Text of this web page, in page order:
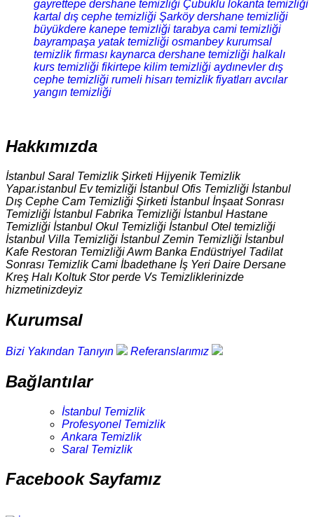
gayrettepe dershane temizliği Çubuklu lokanta temizliği
kartal dış cephe temizliği Şarköy dershane temizliği
büyükdere kanepe temizliği tarabya cami temizliği
bayrampaşa yatak temizliği osmanbey kurumsal
temizlik firması kaynarca dershane temizliği halkalı
kurs temizliği fikirtepe kilim temizliği aydınevler dış
cephe temizliği rumeli hisarı temizlik fiyatları avcılar
yangın temizliği
Hakkımızda
İstanbul Saral Temizlik Şirketi Hijyenik Temizlik
Yapar.istanbul Ev temizliği İstanbul Ofis Temizliği İstanbul
Dış Cephe Cam Temizliği Şirketi İstanbul İnşaat Sonrası
Temizliği İstanbul Fabrika Temizliği İstanbul Hastane
Temizliği İstanbul Okul Temizliği İstanbul Otel temizliği
İstanbul Villa Temizliği İstanbul Zemin Temizliği İstanbul
Kafe Restoran Temizliği Awm Banka Endüstriyel Tadilat
Sonrası Temizlik Cami İbadethane İş Yeri Daire Dersane
Kreş Halı Koltuk Stor perde Vs Temizliklerinizde
hizmetinizdeyiz
Kurumsal
Bizi Yakından Tanıyın Referanslarımız
Bağlantılar
İstanbul Temizlik
Profesyonel Temizlik
Ankara Temizlik
Saral Temizlik
Facebook Sayfamız